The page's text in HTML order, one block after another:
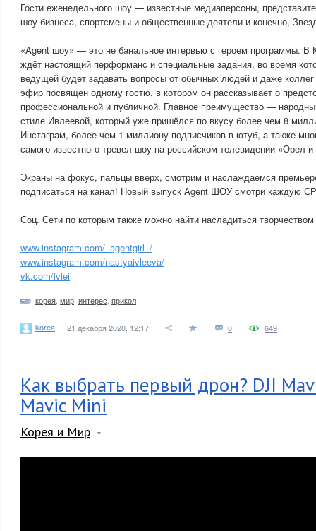
Гости еженедельного шоу — известные медиаперсоны,
шоу-бизнеса, спортсмены и общественные деятели и конечно,
«Agent шоу» — это не банальное интервью с героем программы. В
ждёт настоящий перформанс и специальные задания, во время
ведущей будет задавать вопросы от обычных людей и даже
эфир посвящён одному гостю, в котором он рассказывает о
профессиональной и публичной. Главное преимущество —
стиле Ивлеевой, который уже пришёлся по вкусу более чем 8
Инстаграм, более чем 1 миллиону подписчиков в ютуб, а также
самого известного тревел-шоу на российском телевидении «Орел
Экраны на фокус, пальцы вверх, смотрим и наслаждаемся
подписаться на канал! Новый выпуск Agent ШОУ смотри каждую
Соц. Сети по которым также можно найти насладиться творчеством
www.instagram.com/_agentgirl_/
www.instagram.com/nastyaivleeva/
vk.com/ivlei
корея мир интерес прикол
korea 21 декабря 2020, 12:17 0 649
Как выбрать первый дрон? DJI
Mavic Mini
Корея и Мир